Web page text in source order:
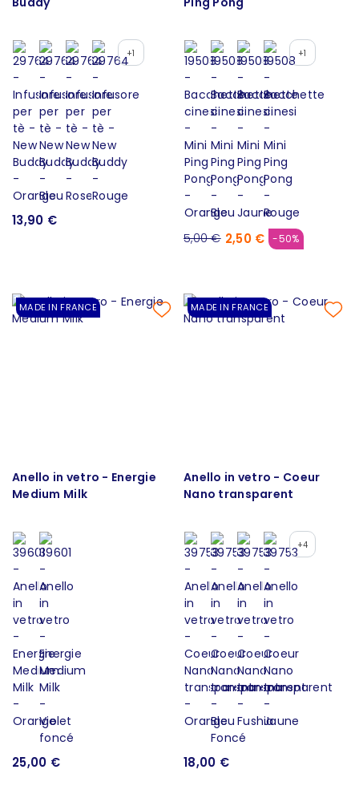
+1
13,90 €
+1
5,00 € 2,50 € -50%
MADE IN FRANCE
Anello in vetro - Energie
Medium Milk
25,00 €
MADE IN FRANCE
Anello in vetro - Coeur
Nano transparent
+4
18,00 €